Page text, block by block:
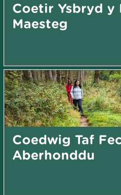
Coetir Ysbryd y
Maesteg
Coedwig Taf
Aberhonddu